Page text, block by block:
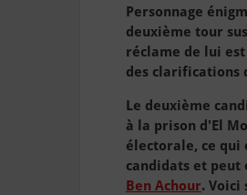
Personnage
deuxième tour
réclame de lui
des clarifications
Le deuxième
à la prison d'El
électorale, ce qui
candidats et peut
Ben Achour. Voici